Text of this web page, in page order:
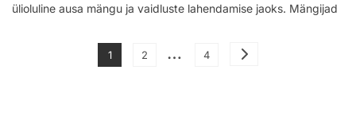
Skoorimine:
Lahendamine,
ülioluline ausa mängu ja vaidluste lahendamise jaoks. Mängijad
Posts
Page
1 Page
2 … Page
4